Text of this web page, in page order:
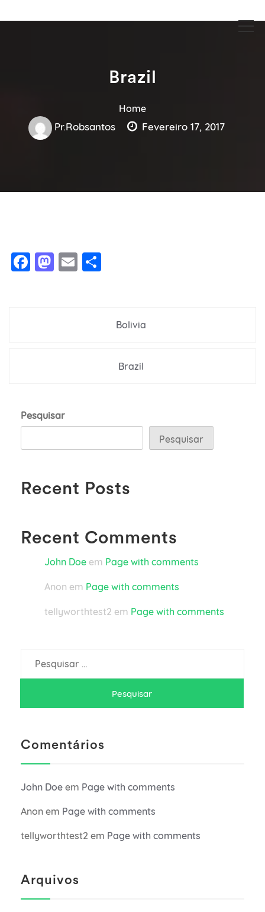
Guia Acesse encontre empresas
Brazil
Home
Pr.robsantos Fevereiro 17, 2017
Facebook
Mastodon
Email
Bolivia
Brazil
Pesquisar
Pesquisar
Recent Posts
Recent Comments
John Doe em Page with comments
Anon em Page with comments
tellyworthtest2 em Page with comments
por:
Comentários
John Doe em Page with comments
Anon em Page with comments
tellyworthtest2 em Page with comments
Arquivos